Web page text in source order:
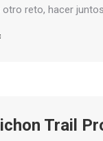
reto, hacer
Trail